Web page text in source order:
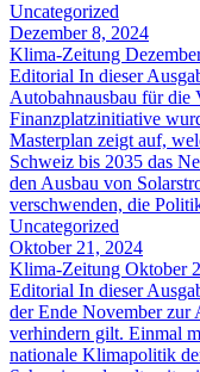
Uncategorized
Dezember 8, 2024
Klima-Zeitung
Editorial In dieser
Autobahnausbau für die
Finanzplatzinitiative
Masterplan zeigt auf,
Schweiz bis 2035 das
den Ausbau von
verschwenden, die
Uncategorized
Oktober 21, 2024
Klima-Zeitung Oktober
Editorial In dieser
der Ende November zur
verhindern gilt. Einmal
nationale Klimapolitik